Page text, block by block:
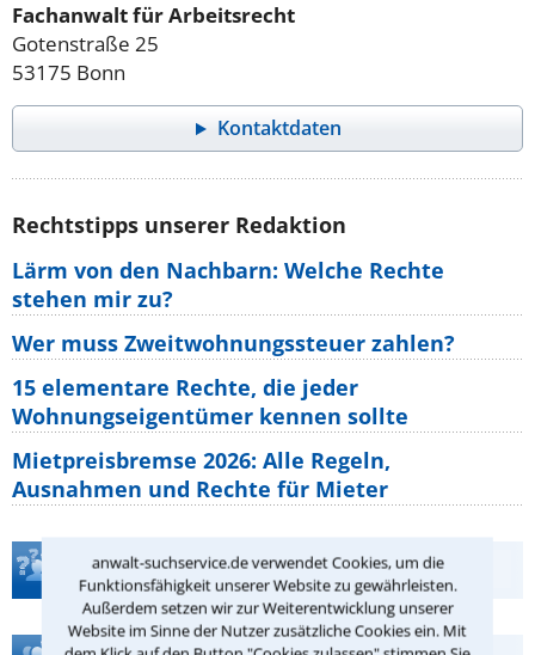
anwalt-suchservice.de verwendet Cookies, um die
Funktionsfähigkeit unserer Website zu gewährleisten.
Außerdem setzen wir zur Weiterentwicklung unserer
Website im Sinne der Nutzer zusätzliche Cookies ein. Mit
Fachanwalt für Arbeitsrecht
Gotenstraße 25
53175 Bonn
Kontaktdaten
Rechtstipps unserer Redaktion
Lärm von den Nachbarn: Welche Rechte
stehen mir zu?
Wer muss Zweitwohnungssteuer zahlen?
15 elementare Rechte, die jeder
Wohnungseigentümer kennen sollte
Mietpreisbremse 2026: Alle Regeln,
Ausnahmen und Rechte für Mieter
Teste Dein Rechtswissen